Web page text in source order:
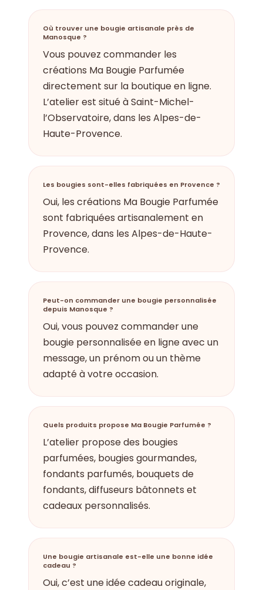
Où trouver une bougie artisanale près de
Manosque ?
Vous pouvez commander les
créations Ma Bougie Parfumée
directement sur la boutique en ligne.
L’atelier est situé à Saint-Michel-
l’Observatoire, dans les Alpes-de-
Haute-Provence.
Les bougies sont-elles fabriquées en Provence ?
Oui, les créations Ma Bougie Parfumée
sont fabriquées artisanalement en
Provence, dans les Alpes-de-Haute-
Provence.
Peut-on commander une bougie personnalisée
depuis Manosque ?
Oui, vous pouvez commander une
bougie personnalisée en ligne avec un
message, un prénom ou un thème
adapté à votre occasion.
Quels produits propose Ma Bougie Parfumée ?
L’atelier propose des bougies
parfumées, bougies gourmandes,
fondants parfumés, bouquets de
fondants, diffuseurs bâtonnets et
cadeaux personnalisés.
Une bougie artisanale est-elle une bonne idée
cadeau ?
Oui, c’est une idée cadeau originale,